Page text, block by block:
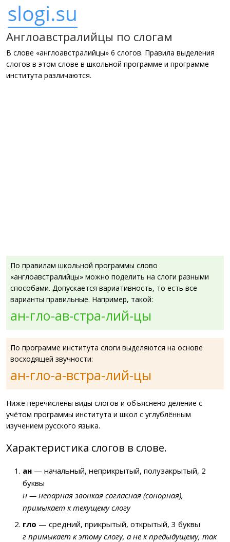
Англоавстралийцы по слогам
В слове «англоавстралийцы» 6 слогов. Правила выделения
слогов в этом слове в школьной программе и программе
института различаются.
По правилам школьной программы слово
«англоавстралийцы» можно поделить на слоги разными
способами. Допускается вариативность, то есть все
варианты правильные. Например, такой:
ан-гло-ав-стра-лий-цы
По программе института слоги выделяются на основе
восходящей звучности:
ан-гло-а-встра-лий-цы
Ниже перечислены виды слогов и объяснено деление с
учётом программы института и школ с углублённым
изучением русского языка.
Характеристика слогов в слове.
ан — начальный, неприкрытый, полузакрытый, 2
буквы
н — непарная звонкая согласная (сонорная),
примыкает к текущему слогу
гло — средний, прикрытый, открытый, 3 буквы
г примыкает к этому слогу, а не к предыдущему, так